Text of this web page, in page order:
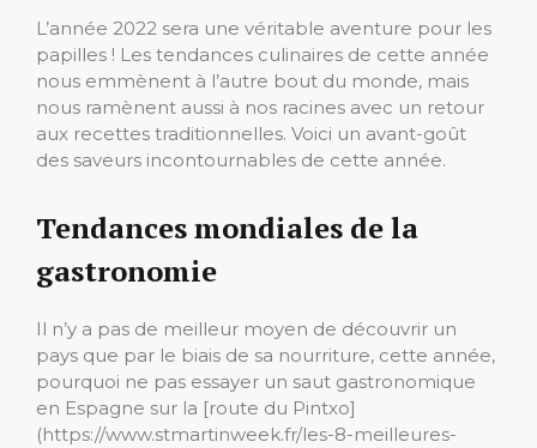
L’année 2022 sera une véritable aventure pour les
papilles ! Les tendances culinaires de cette année
nous emmènent à l’autre bout du monde, mais
nous ramènent aussi à nos racines avec un retour
aux recettes traditionnelles. Voici un avant-goût
des saveurs incontournables de cette année.
Tendances mondiales de la
gastronomie
Il n’y a pas de meilleur moyen de découvrir un
pays que par le biais de sa nourriture, cette année,
pourquoi ne pas essayer un saut gastronomique
en Espagne sur la [route du Pintxo]
(https://www.stmartinweek.fr/les-8-meilleures-